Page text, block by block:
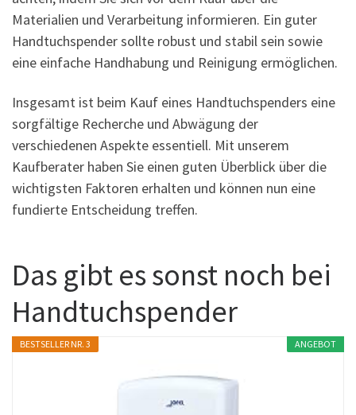
Materialien und Verarbeitung informieren. Ein guter
Handtuchspender sollte robust und stabil sein sowie
eine einfache Handhabung und Reinigung ermöglichen.
Insgesamt ist beim Kauf eines Handtuchspenders eine
sorgfältige Recherche und Abwägung der
verschiedenen Aspekte essentiell. Mit unserem
Kaufberater haben Sie einen guten Überblick über die
wichtigsten Faktoren erhalten und können nun eine
fundierte Entscheidung treffen.
Das gibt es sonst noch bei
Handtuchspender
ANGEBOT
BESTSELLER NR. 3